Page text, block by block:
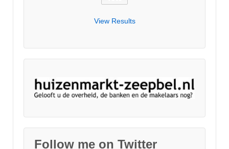
View Results
Follow me on Twitter